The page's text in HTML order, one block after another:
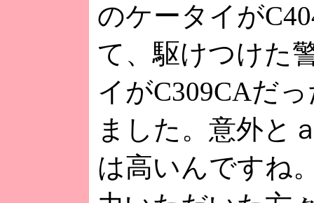
のケータイが
て、駆けつけた
イがC309CAだ
ました。意外と
は高いんですね